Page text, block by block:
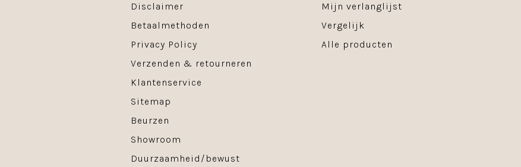
Disclaimer
Betaalmethoden
Privacy Policy
Verzenden & retourneren
Klantenservice
Sitemap
Beurzen
Showroom
Duurzaamheid/bewust
Mijn verlanglijst
Vergelijk
Alle producten